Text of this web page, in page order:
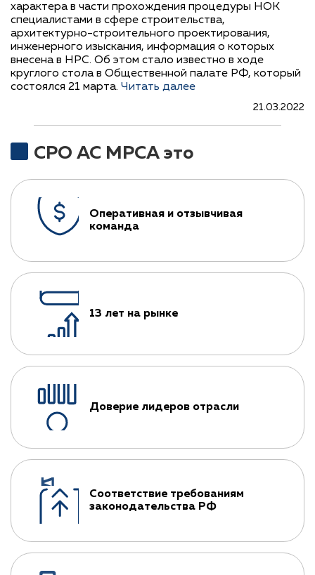
характера в части прохождения процедуры НОК
специалистами в сфере строительства,
архитектурно-строительного проектирования,
инженерного изыскания, информация о которых
внесена в НРС. Об этом стало известно в ходе
круглого стола в Общественной палате РФ, который
состоялся 21 марта. Читать далее
21.03.2022
СРО АС МРСА это
Оперативная и отзывчивая
команда
13 лет на рынке
Доверие лидеров отрасли
Соответствие требованиям
законодательства РФ